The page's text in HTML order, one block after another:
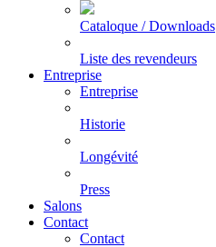
Cataloque / Downloads
Liste des revendeurs
Entreprise
Entreprise
Historie
Longévité
Press
Salons
Contact
Contact